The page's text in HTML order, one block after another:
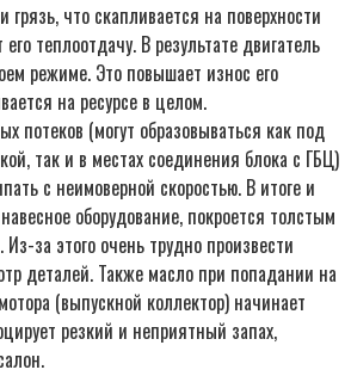
что скапливается на поверхности
теплоотдачу. В результате двигатель
режиме. Это повышает износ его
на ресурсе в целом.
потеков (могут образовываться как под
так и в местах соединения блока с ГБЦ)
с неимоверной скоростью. В итоге и
оборудование, покроется толстым
за этого очень трудно произвести
деталей. Также масло при попадании на
(выпускной коллектор) начинает
резкий и неприятный запах,